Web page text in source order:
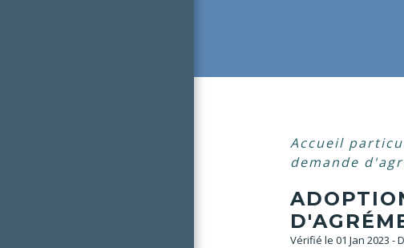
Accueil
demande
Vérifié le 01 Jan 2023